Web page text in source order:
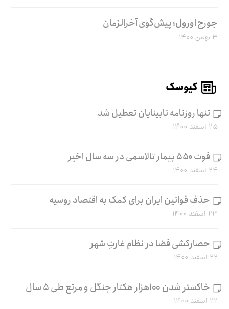
جورج اورول؛ پیش‌گوی آخرالزمان
۳ بهمن ۱۴۰۰
کیوسک
تنها روزنامه نابینایان تعطیل شد
۲۵ اسفند ۱۴۰۰
فوت ۵۵۰ بیمار تالاسمی در سه سال اخیر
۲۴ اسفند ۱۴۰۰
حذف قوانین ایران برای کمک به اقتصاد روسیه
۲۳ اسفند ۱۴۰۰
حصارکشی فضا در نظام غارتِ شهر
۲۲ اسفند ۱۴۰۰
خاکستر شدن ۱۰۰هزار هکتار جنگل و مرتع طی ۵ سال
۲۲ اسفند ۱۴۰۰